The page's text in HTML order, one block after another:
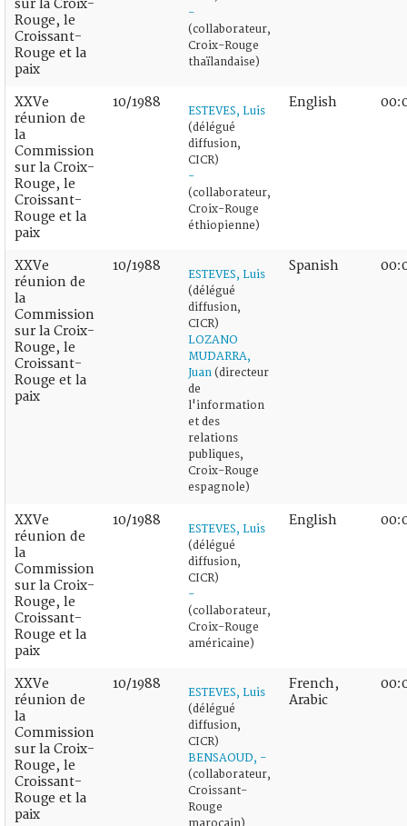
sur la Croix-
Rouge, le
Croissant-
Rouge et la
paix
-
(collaborateur,
Croix-Rouge
thaïlandaise)
XXVe
réunion de
la
Commission
sur la Croix-
Rouge, le
Croissant-
Rouge et la
paix
10/1988
ESTEVES, Luis
(délégué
diffusion,
CICR)
-
(collaborateur,
Croix-Rouge
éthiopienne)
English
XXVe
réunion de
la
Commission
sur la Croix-
Rouge, le
Croissant-
Rouge et la
paix
10/1988
ESTEVES, Luis
(délégué
diffusion,
CICR)
LOZANO
MUDARRA,
Juan (directeur
de
l'information
et des
relations
publiques,
Croix-Rouge
espagnole)
Spanish
XXVe
réunion de
la
Commission
sur la Croix-
Rouge, le
Croissant-
Rouge et la
paix
10/1988
ESTEVES, Luis
(délégué
diffusion,
CICR)
-
(collaborateur,
Croix-Rouge
américaine)
English
XXVe
réunion de
la
Commission
sur la Croix-
Rouge, le
Croissant-
Rouge et la
paix
10/1988
ESTEVES, Luis
(délégué
diffusion,
CICR)
BENSAOUD, -
(collaborateur,
Croissant-
Rouge
French,
Arabic